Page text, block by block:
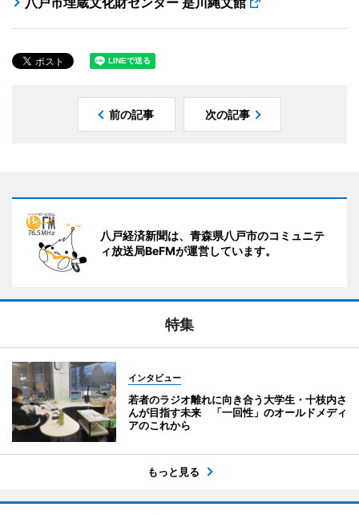
前の記事 次の記事
八戸経済新聞は、青森県八戸市のコミュニテ
ィ放送局BeFMが運営しています。
特集
インタビュー
若者のラジオ離れに向き合う大学生・十枝内さ
んが目指す未来 「一回性」のオールドメディ
アのこれから
もっと見る